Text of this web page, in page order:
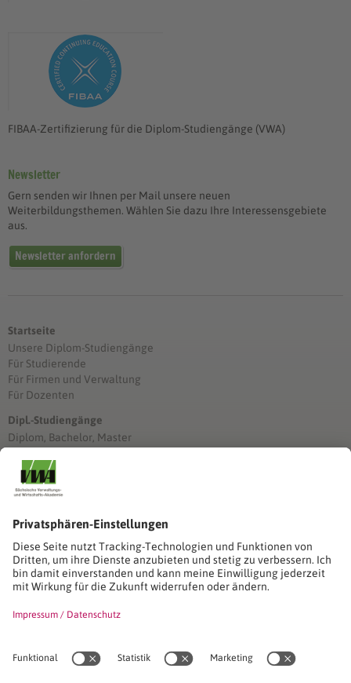
FIBAA-Zertifizierung für die Diplom-Studiengänge (VWA)
Newsletter
Gern senden wir Ihnen per Mail unsere neuen
Weiterbildungsthemen. Wählen Sie dazu Ihre Interessensgebiete
aus.
Newsletter anfordern
Startseite
Unsere Diplom-Studiengänge
Für Studierende
Für Firmen und Verwaltung
Für Dozenten
Dipl.-Studiengänge
Diplom, Bachelor, Master
Stimmen unserer Absolventinnen und Absolventen
Stimmen unserer Absolventinnen und Absolventen
Seminare
Seminardatenbank
Inhouseanfragen
Seminarreihen